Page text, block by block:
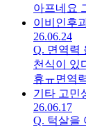
아프네요
버티면 나
이비인후
26.06.24
Q. 면역력
천식이 있
휴ㅠ면역
이 어떤게
기타 고민
26.06.17
Q. 턱살을